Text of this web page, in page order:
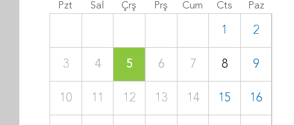
Pzt Sal Çrş Prş Cum Cts Paz
1 2
3 4 5 6 7 8 9
10 11 12 13 14 15 16